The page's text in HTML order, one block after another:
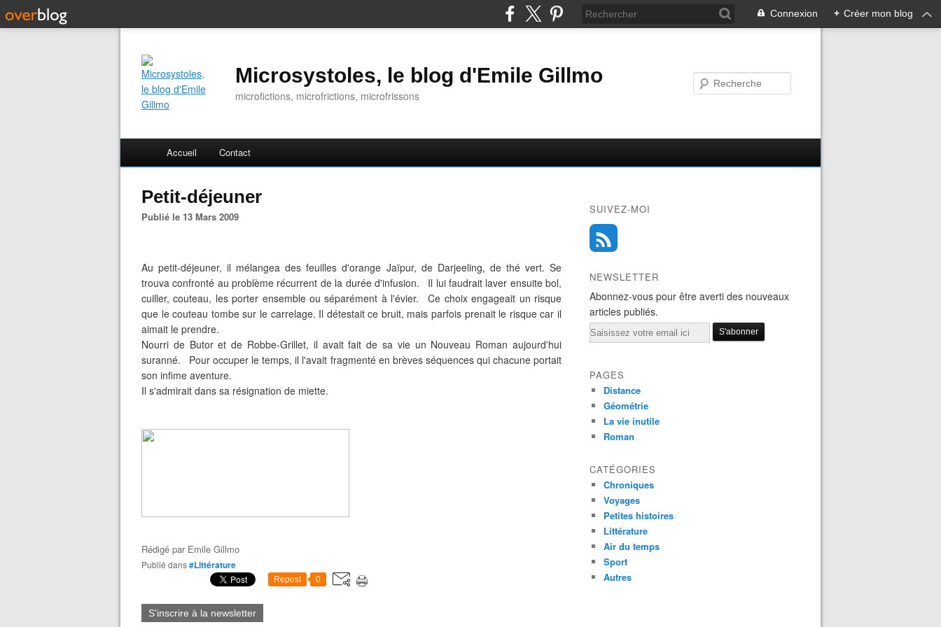
Connexion + Créer mon blog
Microsystoles, le blog d'Emile Gillmo
microfictions, microfrictions, microfrissons
Accueil Contact
Petit-déjeuner
Publié le 13 Mars 2009
Au petit-déjeuner, il mélangea des feuilles d'orange Jaïpur, de Darjeeling, de thé vert. Se
trouva confronté au problème récurrent de la durée d'infusion. Il lui faudrait laver ensuite bol,
cuiller, couteau, les porter ensemble ou séparément à l'évier. Ce choix engageait un risque
que le couteau tombe sur le carrelage. Il détestait ce bruit, mais parfois prenait le risque car il
aimait le prendre.
Nourri de Butor et de Robbe-Grillet, il avait fait de sa vie un Nouveau Roman aujourd'hui
suranné. Pour occuper le temps, il l'avait fragmenté en brèves séquences qui chacune portait
son infime aventure.
Il s'admirait dans sa résignation de miette.
Rédigé par Emile Gillmo
Publié dans#Littérature
Repost 0
S'inscrire à la newsletter
SUIVEZ-MOI
NEWSLETTER
Abonnez-vous pour être averti des nouveaux
articles publiés.
Email
PAGES
Distance
Géométrie
La vie inutile
Roman
CATÉGORIES
Chroniques
Voyages
Petites histoires
Littérature
Air du temps
Sport
Autres